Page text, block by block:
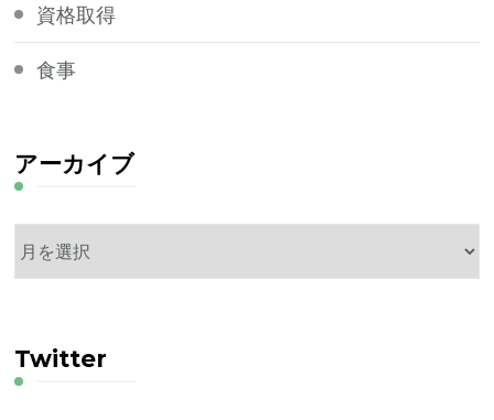
資格取得
食事
アーカイブ
ー
ブ
Twitter